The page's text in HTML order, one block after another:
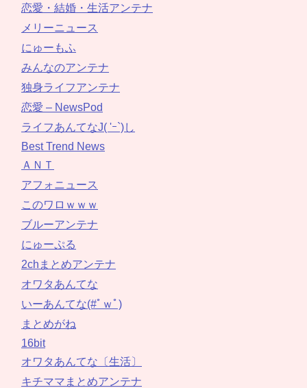
恋愛・結婚・生活アンテナ
メリーニュース
にゅーもふ
みんなのアンテナ
独身ライフアンテナ
恋愛 – NewsPod
ライフあんてなJ( 'ｰ`)し
Best Trend News
ＡＮＴ
アフォニュース
このワロｗｗｗ
ブルーアンテナ
にゅーぷる
2chまとめアンテナ
オワタあんてな
いーあんてな(#ﾟｗﾟ)
まとめがね
16bit
オワタあんてな〔生活〕
キチママまとめアンテナ